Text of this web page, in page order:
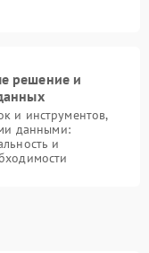
решение и
и инструментов,
данными:
и